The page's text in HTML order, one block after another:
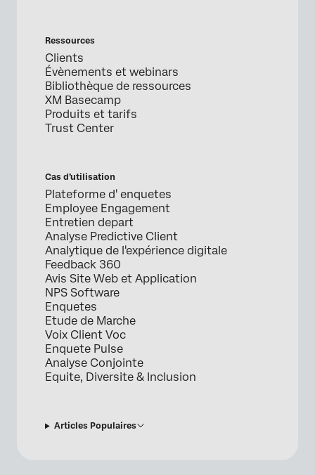
Ressources
Clients
Évènements et webinars
Bibliothèque de ressources
XM Basecamp
Produits et tarifs
Trust Center
Cas d’utilisation
Plateforme d' enquetes
Employee Engagement
Entretien depart
Analyse Predictive Client
Analytique de l'expérience digitale
Feedback 360
Avis Site Web et Application
NPS Software
Enquetes
Etude de Marche
Voix Client Voc
Enquete Pulse
Analyse Conjointe
Equite, Diversite & Inclusion
Articles Populaires